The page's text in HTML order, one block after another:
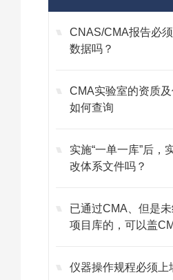
CNAS/CMA报告必
数据吗？
CMA实验室的资质
如何查询
实施“一单一库”后，
改体系文件吗？
已通过CMA、但是
项目库的，可以盖
仪器操作规程必须上